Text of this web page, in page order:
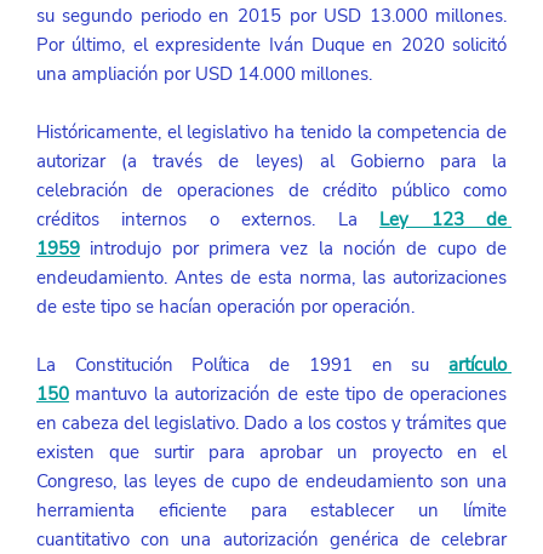
su segundo periodo en 2015 por USD 13.000 millones.
Por último, el expresidente Iván Duque en 2020 solicitó
una ampliación por USD 14.000 millones.
Históricamente, el legislativo ha tenido la competencia de
autorizar (a través de leyes) al Gobierno para la
celebración de operaciones de crédito público como
créditos internos o externos. La Ley 123 de
1959 introdujo por primera vez la noción de cupo de
endeudamiento. Antes de esta norma, las autorizaciones
de este tipo se hacían operación por operación.
La Constitución Política de 1991 en su artículo
150 mantuvo la autorización de este tipo de operaciones
en cabeza del legislativo. Dado a los costos y trámites que
existen que surtir para aprobar un proyecto en el
Congreso, las leyes de cupo de endeudamiento son una
herramienta eficiente para establecer un límite
cuantitativo con una autorización genérica de celebrar